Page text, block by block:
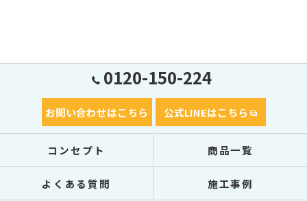
0120-150-224
お問い合わせはこちら 公式LINEはこちら
コンセプト 商品一覧
よくある質問 施工事例